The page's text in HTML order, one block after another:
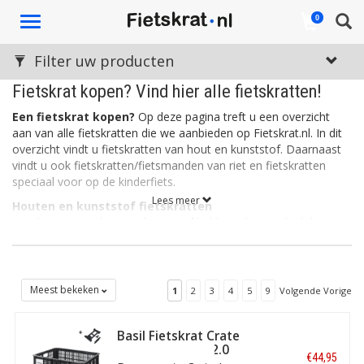
Toggle
0
Fietskrat kopen? Vind hier alle fietskratten!
Een fietskrat kopen? Op deze pagina treft u een overzicht
aan van alle fietskratten die we aanbieden op Fietskrat.nl. In dit
overzicht vindt u fietskratten van hout en kunststof. Daarnaast
vindt u ook fietskratten/fietsmanden van riet en fietskratten
speciaal voor op de kinderfiets.
Houten en kunststof fietskratten
fietskratten daarentegen, ogen rustig en stoer. Het hout is vaak
bewerkt zodat de kratten bestemd zijn tegen allerlei
Rieten fietskratten
Een rieten fietskrat is eigenlijk een fietsmand in de vorm van een
Lees meer
Filter uw producten
Meest bekeken 1 2 3 4 5 9 Volgende Vorige
Basil Fietskrat Crate
L 40L Black MIK 2.0
€44,95